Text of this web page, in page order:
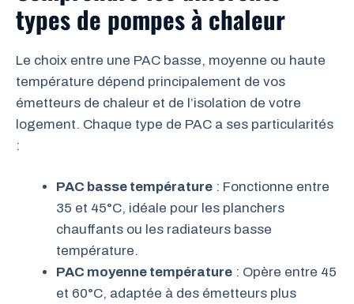
types de pompes à chaleur
Le choix entre une PAC basse, moyenne ou haute
température dépend principalement de vos
émetteurs de chaleur et de l’isolation de votre
logement. Chaque type de PAC a ses particularités
:
PAC basse température : Fonctionne entre
35 et 45°C, idéale pour les planchers
chauffants ou les radiateurs basse
température.
PAC moyenne température : Opère entre 45
et 60°C, adaptée à des émetteurs plus